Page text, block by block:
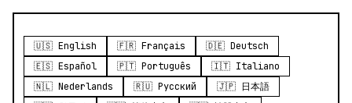
🇺🇸 English 🇫🇷 Français
🇩🇪 Deutsch
🇪🇸 Español
🇵🇹 Português
🇮🇹 Italiano
🇳🇱 Nederlands
🇷🇺 Русский
🇯🇵 日本語